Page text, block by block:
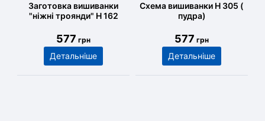
Заготовка вишиванки
"ніжні троянди" Н 162
577 грн
Детальніше
Схема вишиванки Н 305 (
пудра)
577 грн
Детальніше